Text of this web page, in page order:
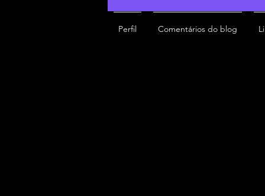
Perfil Comentários do blog